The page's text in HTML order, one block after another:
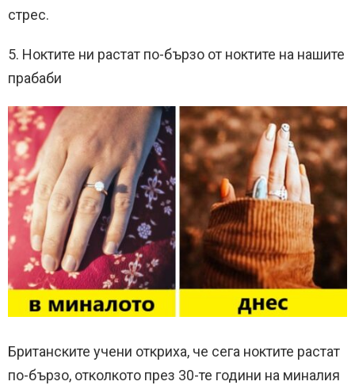
стрес.
5. Ноктите ни растат по-бързо от ноктите на нашите
прабаби
Британските учени откриха, че сега ноктите растат
по-бързо, отколкото през 30-те години на миналия